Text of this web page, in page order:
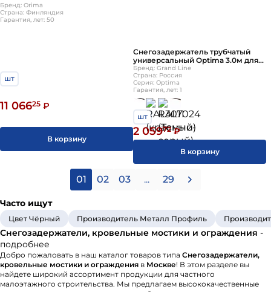
Бренд: Orima
Страна: Финляндия
Гарантия, лет: 50
шт
11 06625 ₽
В корзину
Снегозадержатель трубчатый
универсальный Optima 3.0м для
металлочерепицы и мягкой
кровли
Бренд: Grand Line
Страна: Россия
Серия: Optima
Гарантия, лет: 1
шт
2 05972₽
В корзину
01 02 03 ... 29
Часто ищут
Цвет Чёрный Производитель Металл Профиль
Снегозадержатели, кровельные мостики и ограждения -
подробнее
Добро пожаловать в наш каталог товаров типа Снегозадержатели,
кровельные мостики и ограждения в Москве! В этом разделе вы
найдете широкий ассортимент продукции для частного
малоэтажного строительства. Мы предлагаем высококачественные